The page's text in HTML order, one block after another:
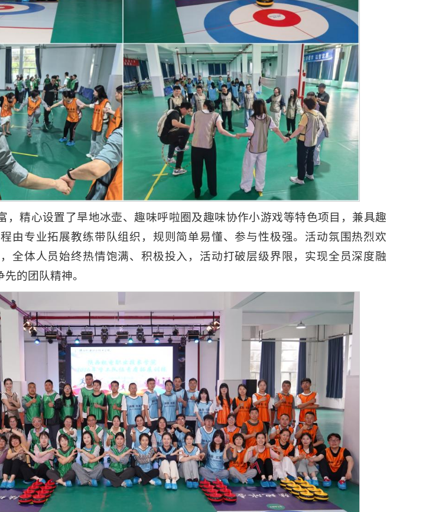
，精心设置了旱地冰壶、趣味呼啦圈及趣味协作小游戏等特色项目，兼具趣
由专业拓展教练带队组织，规则简单易懂、参与性极强。活动氛围热烈欢
全体人员始终热情饱满、积极投入，活动打破层级界限，实现全员深度融
的团队精神。